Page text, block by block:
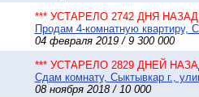
*** УСТАРЕЛО 2742 ДНЯ НАЗАД
Продам 4-комнатную квартиру,
04 февраля 2019 / 9 300 000
*** УСТАРЕЛО 2829 ДНЕЙ
Сдам комнату, Сыктывкар г.,
08 ноября 2018 / 10 000